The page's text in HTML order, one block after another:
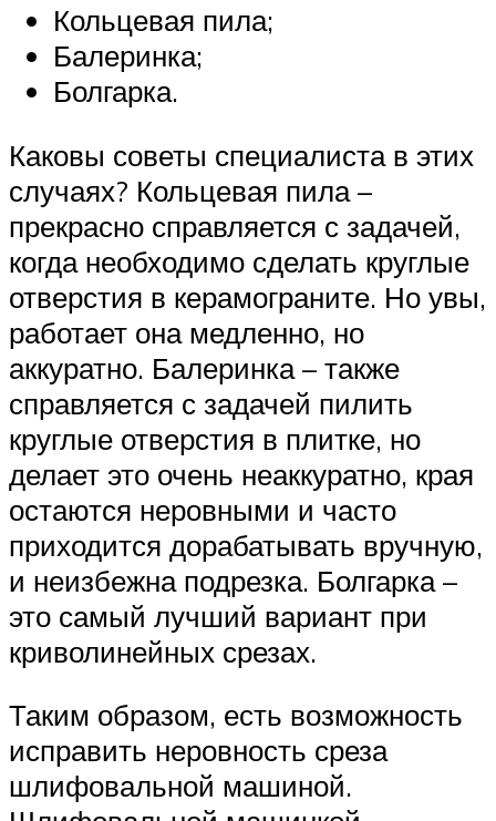
Кольцевая пила;
Балеринка;
Болгарка.
Каковы советы специалиста в этих
случаях? Кольцевая пила –
прекрасно справляется с задачей,
когда необходимо сделать круглые
отверстия в керамограните. Но увы,
работает она медленно, но
аккуратно. Балеринка – также
справляется с задачей пилить
круглые отверстия в плитке, но
делает это очень неаккуратно, края
остаются неровными и часто
приходится дорабатывать вручную,
и неизбежна подрезка. Болгарка –
это самый лучший вариант при
криволинейных срезах.
Таким образом, есть возможность
исправить неровность среза
шлифовальной машиной.